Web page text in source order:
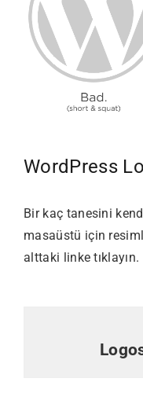
WordPress
Bir kaç tanesini
masaüstü için
alttaki linke tıklayın.